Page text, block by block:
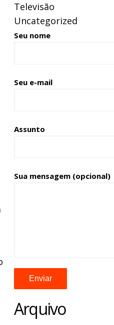
Televisão
Uncategorized
Seu nome
Seu e-mail
Assunto
Sua mensagem (opcional)
Arquivo